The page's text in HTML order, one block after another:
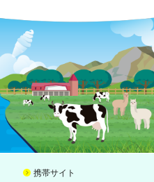
携帯サイト